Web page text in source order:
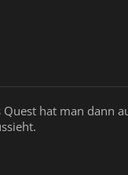
hat man dann